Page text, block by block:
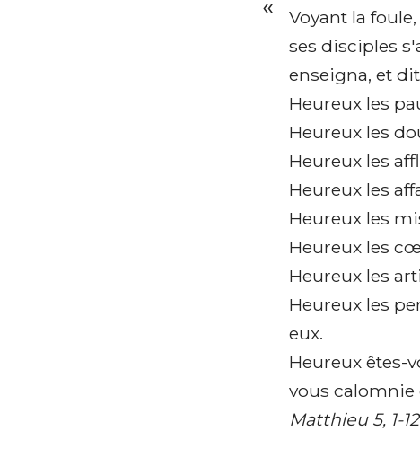
Voyant la
ses disciples
enseigna, et
Heureux les
Heureux les
Heureux les
Heureux les
Heureux les
Heureux les
Heureux les
Heureux les
eux.
Heureux êtes-
vous calomnie
Matthieu 5, 1-12